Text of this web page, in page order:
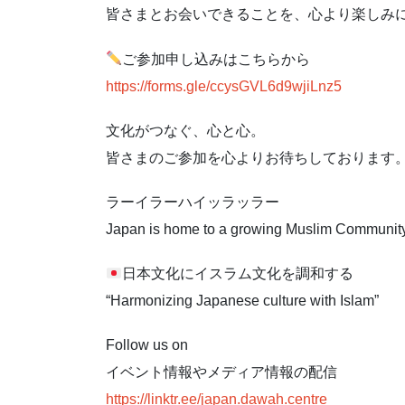
皆さまとお会いできることを、心より楽しみ
ご参加申し込みはこちらから
https://forms.gle/ccysGVL6d9wjiLnz5
文化がつなぐ、心と心。
皆さまのご参加を心よりお待ちしております。
ラーイラーハイッラッラー
Japan is home to a growing Muslim
日本文化にイスラム文化を調和する
“Harmonizing Japanese culture with Islam”
Follow us on
イベント情報やメディア情報の配信
https://linktr.ee/japan.dawah.centre